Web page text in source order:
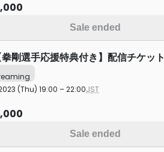
Sale ended
剛選手応援特典付き】配信チケット
(Thu) 19:00 – 22:00JST
Sale ended